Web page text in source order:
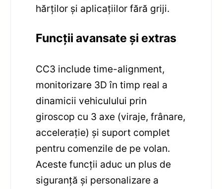
hărților și aplicațiilor fără griji.
Funcții avansate și extras
CC3 include time-alignment,
monitorizare 3D în timp real a
dinamicii vehiculului prin
giroscop cu 3 axe (viraje, frânare,
accelerație) și suport complet
pentru comenzile de pe volan.
Aceste funcții aduc un plus de
siguranță și personalizare a